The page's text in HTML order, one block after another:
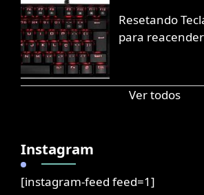
Resetando
para reacender
Ver todos
Instagram
[instagram-feed feed=1]